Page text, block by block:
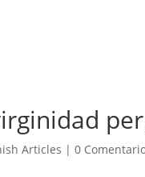
Articles |0